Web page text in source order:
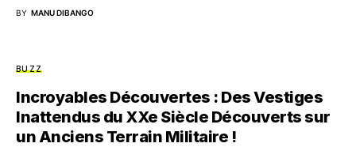
BY MANU DIBANGO
BUZZ
Incroyables Découvertes : Des Vestiges
Inattendus du XXe Siècle Découverts sur
un Anciens Terrain Militaire !